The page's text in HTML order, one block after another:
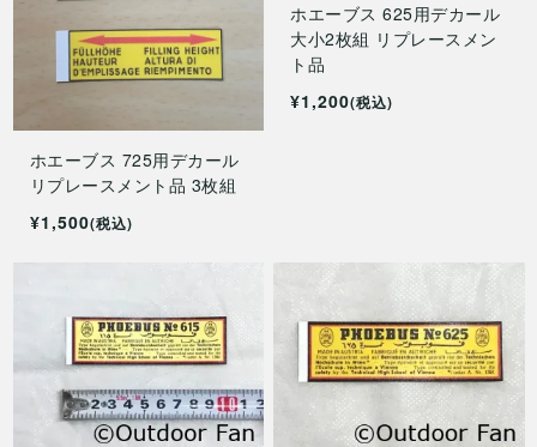
ホエーブス 725用デカール
リプレースメント品 3枚組
¥1,500(税込)
ホエーブス 625用デカール
大小2枚組 リプレースメン
ト品
¥1,200(税込)